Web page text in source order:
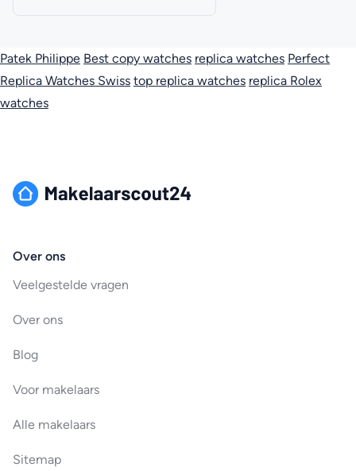
Patek Philippe Best copy watches replica watches Perfect
Replica Watches Swiss top replica watches replica Rolex
watches
Over ons
Veelgestelde vragen
Over ons
Blog
Voor makelaars
Alle makelaars
Sitemap